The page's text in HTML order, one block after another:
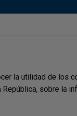
la utilidad de los
sobre la